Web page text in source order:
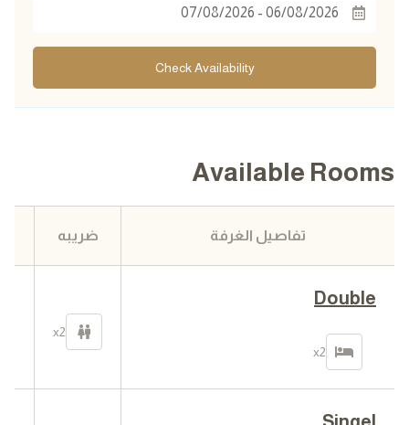
Check Availability
Available Rooms
تفاصيل الغرفة ضريبه
Double
x2
x2